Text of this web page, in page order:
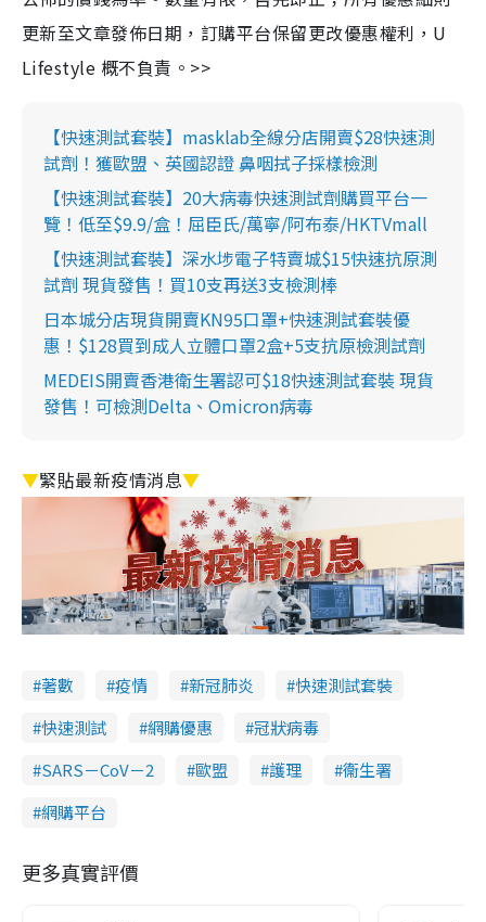
更新至文章發佈日期，訂購平台保留更改優惠權利，U
Lifestyle 概不負責。>>
【快速測試套裝】masklab全線分店開賣$28快速測
試劑！獲歐盟、英國認證 鼻咽拭子採樣檢測
【快速測試套裝】20大病毒快速測試劑購買平台一
覽！低至$9.9/盒！屈臣氏/萬寧/阿布泰/HKTVmall
【快速測試套裝】深水埗電子特賣城$15快速抗原測
試劑 現貨發售！買10支再送3支檢測棒
日本城分店現貨開賣KN95口罩+快速測試套裝優
惠！$128買到成人立體口罩2盒+5支抗原檢測試劑
MEDEIS開賣香港衛生署認可$18快速測試套裝 現貨
發售！可檢測Delta、Omicron病毒
▼緊貼最新疫情消息▼
著數 疫情 新冠肺炎
快速測試套裝
快速測試
網購優惠
冠狀病毒
SARS－CoV－2
歐盟 護理
衞生署
網購平台
更多真實評價